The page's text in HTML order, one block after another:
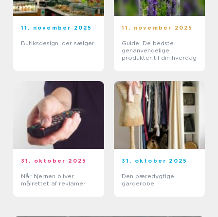
11. november 2025
Butiksdesign, der sælger
11. november 2025
Guide: De bedste
genanvendelige
produkter til din hverdag
31. oktober 2025
Når hjernen bliver
målrettet af reklamer
31. oktober 2025
Den bæredygtige
garderobe